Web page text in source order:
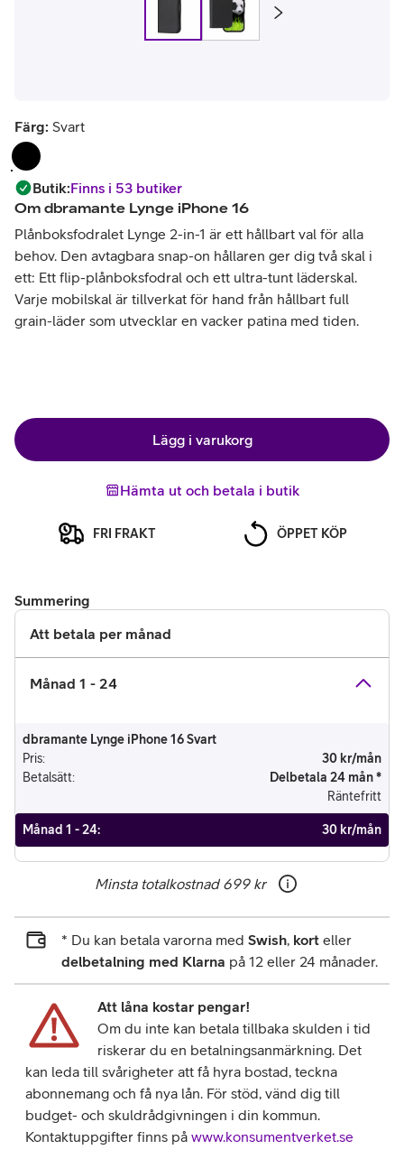
Färg: Svart
Butik:Finns i 53 butiker
Om dbramante Lynge iPhone 16
Plånboksfodralet Lynge 2-in-1 är ett hållbart val för alla
behov. Den avtagbara snap-on hållaren ger dig två skal i
ett: Ett flip-plånboksfodral och ett ultra-tunt läderskal.
Varje mobilskal är tillverkat för hand från hållbart full
grain-läder som utvecklar en vacker patina med tiden.
Lägg i varukorg
Hämta ut och betala i butik
FRI FRAKT ÖPPET KÖP
Summering
Att betala per månad
Månad 1 - 24
dbramante Lynge iPhone 16 Svart
Pris:
30 kr/mån
Betalsätt:
Delbetala 24 mån *
Räntefritt
Månad 1 - 24: 30 kr/mån
Minsta totalkostnad 699 kr
* Du kan betala varorna med Swish, kort eller
delbetalning med Klarna på 12 eller 24 månader.
Att låna kostar pengar!
Om du inte kan betala tillbaka skulden i tid
riskerar du en betalningsanmärkning. Det
kan leda till svårigheter att få hyra bostad, teckna
abonnemang och få nya lån. För stöd, vänd dig till
budget- och skuldrådgivningen i din kommun.
Kontaktuppgifter finns på www.konsumentverket.se